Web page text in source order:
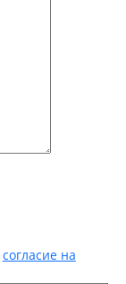
согласие на